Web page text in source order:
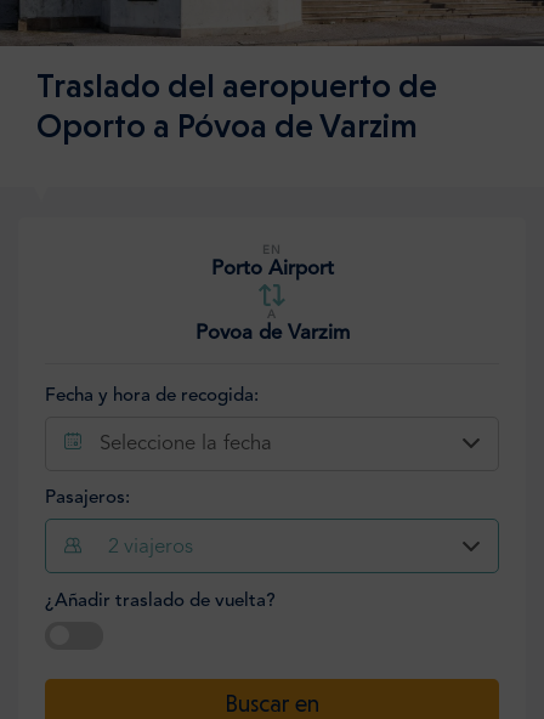
Traslado del aeropuerto de
Oporto a Póvoa de Varzim
EN
Porto Airport
A
Povoa de Varzim
Fecha y hora de recogida:
Seleccione la fecha
Pasajeros:
2 viajeros
¿Añadir traslado de vuelta?
Buscar en